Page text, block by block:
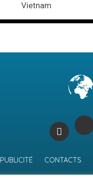
Vietnam
PUBLICITÉ CONTACTS